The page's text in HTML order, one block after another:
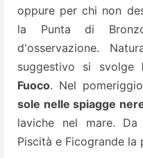
oppure per chi non
la Punta di
d'osservazione.
suggestivo si svolge
Fuoco. Nel
sole nelle spiagge
laviche nel mare.
Piscità e Ficogrande la